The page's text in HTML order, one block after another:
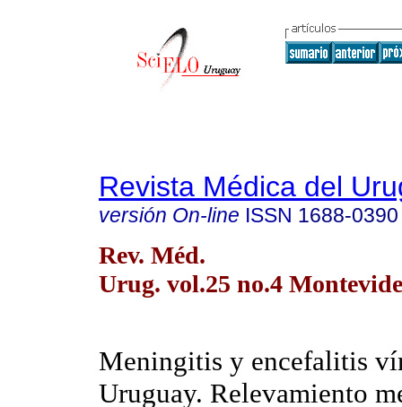
Revista Médica del
versión On-line ISSN 1688-0390
Rev. Méd.
Urug. vol.25 no.4
Meningitis y encefalitis
Uruguay. Relevamiento